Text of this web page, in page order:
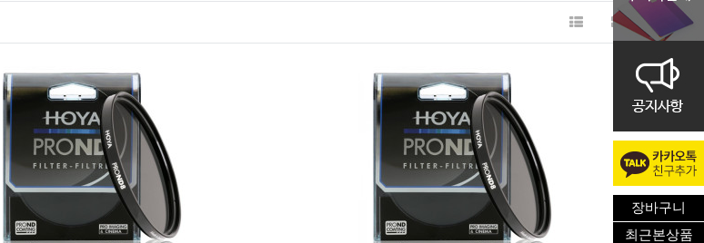
장바구니
최근본상품